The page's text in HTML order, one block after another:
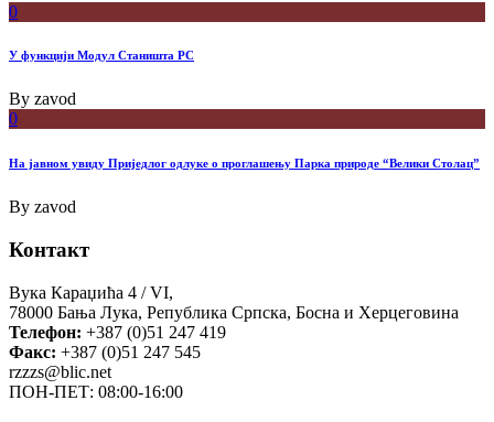
0
У функцији Модул Станишта РС
By zavod
0
На јавном увиду Приједлог oдлуке о проглашењу Парка природе “Велики Столац”
By zavod
Контакт
Вука Караџића 4 / VI,
78000 Бања Лука, Република Српска, Босна и Херцеговина
Телефон: +387 (0)51 247 419
Факс: +387 (0)51 247 545
rzzzs@blic.net
ПОН-ПЕТ: 08:00-16:00